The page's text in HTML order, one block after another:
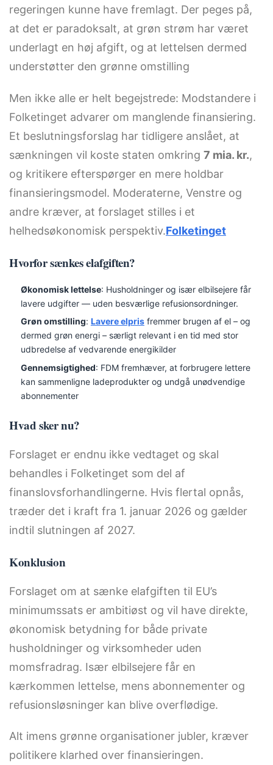
regeringen kunne have fremlagt. Der peges på,
at det er paradoksalt, at grøn strøm har været
underlagt en høj afgift, og at lettelsen dermed
understøtter den grønne omstilling
Men ikke alle er helt begejstrede: Modstandere i
Folketinget advarer om manglende finansiering.
Et beslutningsforslag har tidligere anslået, at
sænkningen vil koste staten omkring 7 mia. kr.,
og kritikere efterspørger en mere holdbar
finansieringsmodel. Moderaterne, Venstre og
andre kræver, at forslaget stilles i et
helhedsøkonomisk perspektiv.Folketinget
Hvorfor sænkes elafgiften?
Økonomisk lettelse: Husholdninger og især elbilsejere får
lavere udgifter — uden besværlige refusionsordninger.
Grøn omstilling: Lavere elprisfremmer brugen af el – og
dermed grøn energi – særligt relevant i en tid med stor
udbredelse af vedvarende energikilder
Gennemsigtighed: FDM fremhæver, at forbrugere lettere
kan sammenligne ladeprodukter og undgå unødvendige
abonnementer
Hvad sker nu?
Forslaget er endnu ikke vedtaget og skal
behandles i Folketinget som del af
finanslovsforhandlingerne. Hvis flertal opnås,
træder det i kraft fra 1. januar 2026 og gælder
indtil slutningen af 2027.
Konklusion
Forslaget om at sænke elafgiften til EU’s
minimumssats er ambitiøst og vil have direkte,
økonomisk betydning for både private
husholdninger og virksomheder uden
momsfradrag. Især elbilsejere får en
kærkommen lettelse, mens abonnementer og
refusionsløsninger kan blive overflødige.
Alt imens grønne organisationer jubler, kræver
politikere klarhed over finansieringen.